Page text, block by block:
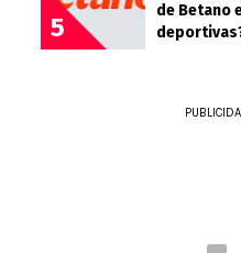
5
de Betano